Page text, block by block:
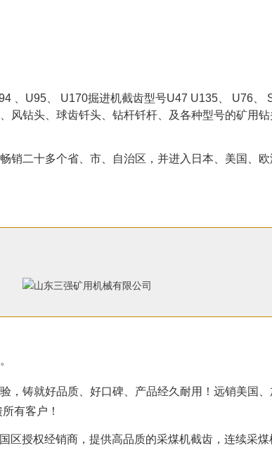
U95、 U170掘进机截齿型号U47 U135、 U76、
风钻头、球齿钎头、钻杆钎杆、及各种型号的矿用
二十多个省、市、自治区，并进入日本、美国、欧
铸就好品质、好口碑、产品经久耐用！远销美国
有客户！
权经销商，提供高品质的采煤机截齿，连续采煤